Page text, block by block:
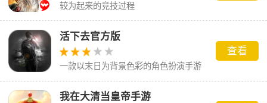
较为起来的竞技过程
活下去官方版
一款以末日为背景色彩的角色扮演手游
查看
我在大清当皇帝手游